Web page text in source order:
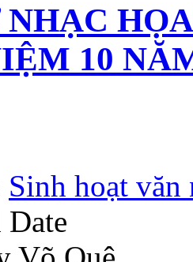
10
Sinh hoạt văn
Date